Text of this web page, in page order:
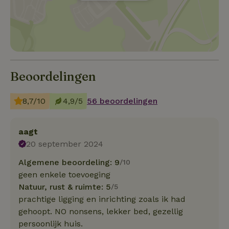
Beoordelingen
8,7/10 4,9/5 56 beoordelingen
aagt
20 september 2024
Algemene beoordeling: 9/10
geen enkele toevoeging
Natuur, rust & ruimte: 5/5
prachtige ligging en inrichting zoals ik had
gehoopt. NO nonsens, lekker bed, gezellig
persoonlijk huis.